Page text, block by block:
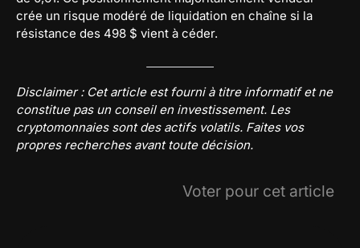
crée un risque modéré de liquidation en chaîne si la
résistance des 498 $ vient à céder.
Disclaimer : Cet article est fourni à titre informatif et ne
constitue pas un conseil en investissement. Les
cryptomonnaies sont des actifs volatils. Faites vos
propres recherches avant toute décision.
Voter pour cet article